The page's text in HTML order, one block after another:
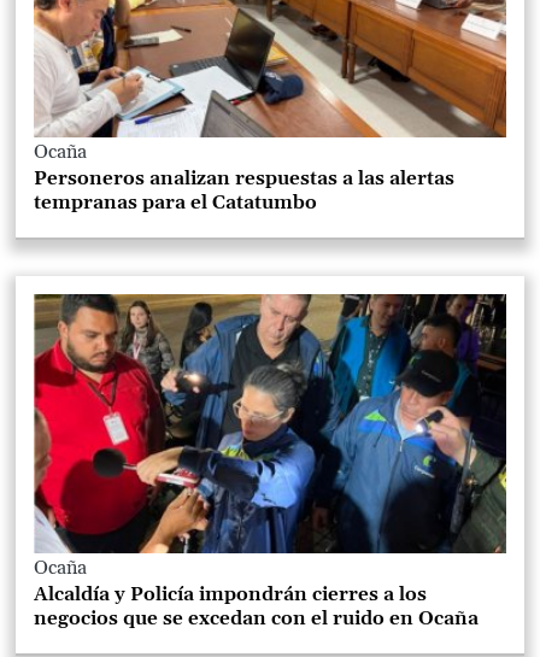
Ocaña
Personeros analizan respuestas a las alertas
tempranas para el Catatumbo
Ocaña
Alcaldía y Policía impondrán cierres a los
negocios que se excedan con el ruido en Ocaña